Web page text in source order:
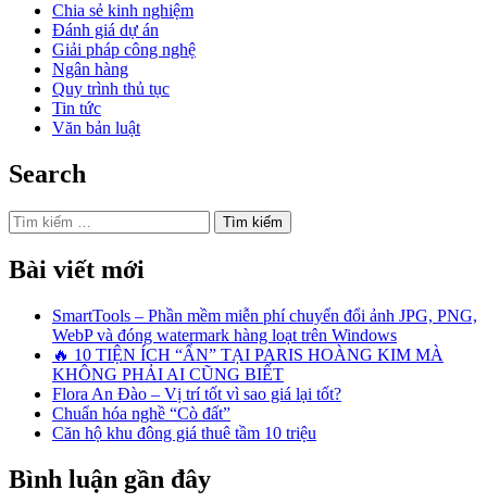
Chia sẻ kinh nghiệm
Đánh giá dự án
Giải pháp công nghệ
Ngân hàng
Quy trình thủ tục
Tin tức
Văn bản luật
Search
Tìm
kiếm
cho:
Bài viết mới
SmartTools – Phần mềm miễn phí chuyển đổi ảnh JPG, PNG,
WebP và đóng watermark hàng loạt trên Windows
🔥 10 TIỆN ÍCH “ẨN” TẠI PARIS HOÀNG KIM MÀ
KHÔNG PHẢI AI CŨNG BIẾT
Flora An Đào – Vị trí tốt vì sao giá lại tốt?
Chuẩn hóa nghề “Cò đất”
Căn hộ khu đông giá thuê tầm 10 triệu
Bình luận gần đây